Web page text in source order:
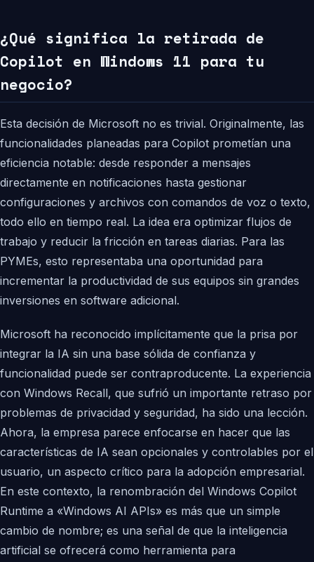
¿Qué significa la retirada de
Copilot en Windows 11 para tu
negocio?
Esta decisión de Microsoft no es trivial. Originalmente, las
funcionalidades planeadas para Copilot prometían una
eficiencia notable: desde responder a mensajes
directamente en notificaciones hasta gestionar
configuraciones y archivos con comandos de voz o texto,
todo ello en tiempo real. La idea era optimizar flujos de
trabajo y reducir la fricción en tareas diarias. Para las
PYMEs, esto representaba una oportunidad para
incrementar la productividad de sus equipos sin grandes
inversiones en software adicional.
Microsoft ha reconocido implícitamente que la prisa por
integrar la IA sin una base sólida de confianza y
funcionalidad puede ser contraproducente. La experiencia
con Windows Recall, que sufrió un importante retraso por
problemas de privacidad y seguridad, ha sido una lección.
Ahora, la empresa parece enfocarse en hacer que las
características de IA sean opcionales y controlables por el
usuario, un aspecto crítico para la adopción empresarial.
En este contexto, la renombración del Windows Copilot
Runtime a «Windows AI APIs» es más que un simple
cambio de nombre; es una señal de que la inteligencia
artificial se ofrecerá como herramienta para